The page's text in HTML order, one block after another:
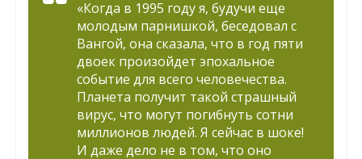
«Когда в 1995 году я, будучи еще
молодым парнишкой, беседовал с
Вангой, она сказала, что в год пяти
двоек произойдет эпохальное
событие для всего человечества.
Планета получит такой страшный
вирус, что могут погибнуть сотни
миллионов людей. Я сейчас в шоке!
И даже дело не в том, что оно